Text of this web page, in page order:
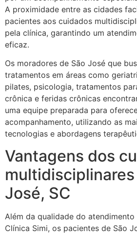
A proximidade entre as cidades
pacientes aos cuidados
pela clínica, garantindo um
eficaz.
Os moradores de São José que
tratamentos em áreas como
pilates, psicologia, tratamentos
crônica e feridas crônicas
uma equipe preparada para
acompanhamento, utilizando as
tecnologias e abordagens
Vantagens dos
multidisciplinares
José, SC
Além da qualidade do
Clínica Simi, os pacientes de São